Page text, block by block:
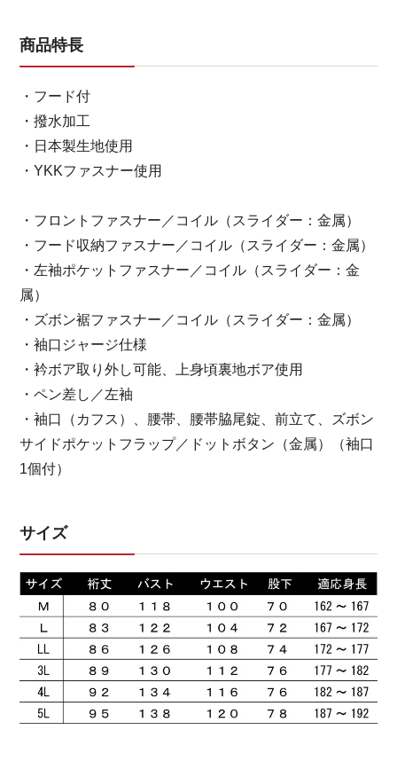
商品特長
・フード付
・撥水加工
・日本製生地使用
・YKKファスナー使用
・フロントファスナー／コイル（スライダー：金属）
・フード収納ファスナー／コイル（スライダー：金属）
・左袖ポケットファスナー／コイル（スライダー：金
属）
・ズボン裾ファスナー／コイル（スライダー：金属）
・袖口ジャージ仕様
・衿ボア取り外し可能、上身頃裏地ボア使用
・ペン差し／左袖
・袖口（カフス）、腰帯、腰帯脇尾錠、前立て、ズボン
サイドポケットフラップ／ドットボタン（金属）（袖口
1個付）
サイズ